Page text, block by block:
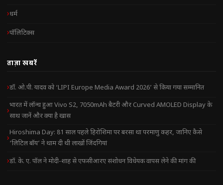
धर्म
पॉलिटिक्स
ताज़ा खबरें
डॉ. ओ.पी. यादव को ‘LIPI Europe Media Award 2026’ से किया गया सम्मानित
भारत में लॉन्च हुआ Vivo S2, 7050mAh बैटरी और Curved AMOLED Display के
साथ जानें और क्या है खास
Hiroshima Day: 81 साल पहले हिरोशिमा पर बरसा था परमाणु कहर, जानिए कैसे
‘लिटिल बॉय’ ने थाम दी थी लाखों जिंदगियां
डॉ. के. ए. पॉल ने मोदी-शाह से एफसीआरए संशोधन विधेयक वापस लेने की मांग की